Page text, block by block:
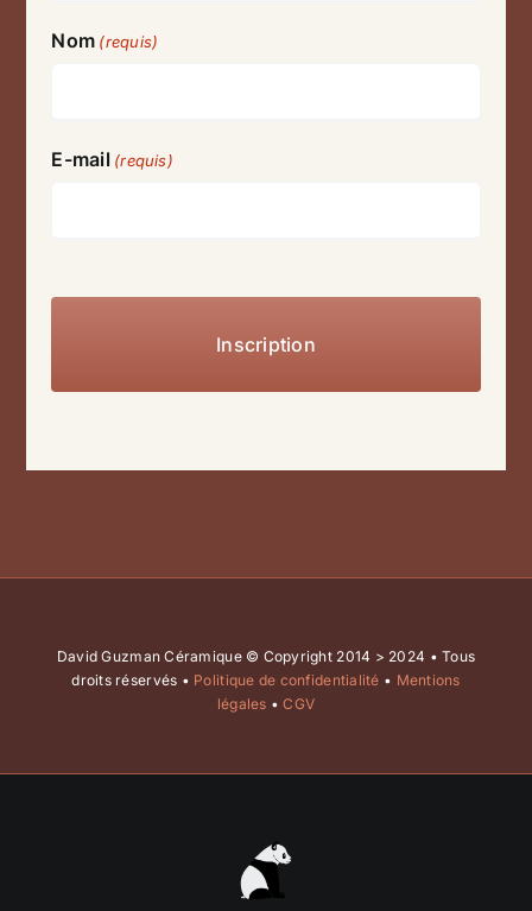
Nom (requis)
E-mail (requis)
David Guzman Céramique © Copyright 2014 > 2024 • Tous
droits réservés • Politique de confidentialité • Mentions
légales •CGV